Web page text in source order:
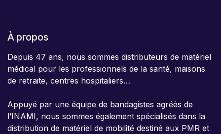
À propos
Depuis 47 ans, nous sommes distributeurs de matériel
médical pour les professionnels de la santé, maisons
de retraite, centres hospitaliers…
Appuyé par une équipe de bandagistes agréés de
l’INAMI, nous sommes également spécialisés dans la
distribution de matériel de mobilité destiné aux PMR et